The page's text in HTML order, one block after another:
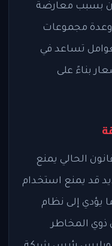
بسبب معارضة
وعدة مجموعات
تساعد في
بناءً على
الحالي يمنع
قد يمنع استخدام
يؤدي إلى نظام
ذوي المخاطر